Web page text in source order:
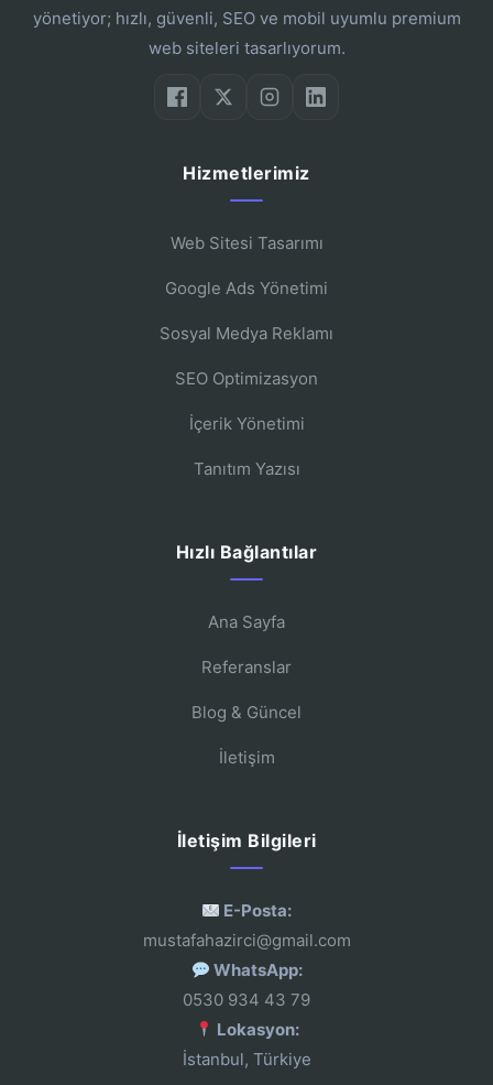
yönetiyor; hızlı, güvenli, SEO ve mobil uyumlu premium
web siteleri tasarlıyorum.
Hizmetlerimiz
Web Sitesi Tasarımı
Google Ads Yönetimi
Sosyal Medya Reklamı
SEO Optimizasyon
İçerik Yönetimi
Tanıtım Yazısı
Hızlı Bağlantılar
Ana Sayfa
Referanslar
Blog & Güncel
İletişim
İletişim Bilgileri
E-Posta:
mustafahazirci@gmail.com
WhatsApp:
0530 934 43 79
Lokasyon:
İstanbul, Türkiye